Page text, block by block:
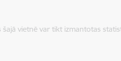
vietnē var tikt izmantotas